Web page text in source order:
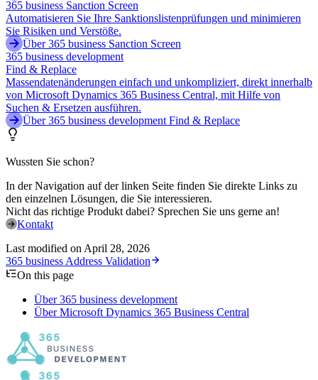
365 business Sanction Screen
Automatisieren Sie Ihre Sanktionslistenprüfungen und minimieren
Sie Risiken und Verstöße.
Über 365 business Sanction Screen
365 business development
Find & Replace
Massendatenänderungen einfach und unkompliziert, direkt innerhalb
von Microsoft Dynamics 365 Business Central, mit Hilfe von
Suchen & Ersetzen ausführen.
Über 365 business development Find & Replace
Wussten Sie schon?
In der Navigation auf der linken Seite finden Sie direkte Links zu
den einzelnen Lösungen, die Sie interessieren.
Nicht das richtige Produkt dabei? Sprechen Sie uns gerne an!
Kontakt
Last modified on April 28, 2026
365 business Address Validation
On this page
Über 365 business development
Über Microsoft Dynamics 365 Business Central